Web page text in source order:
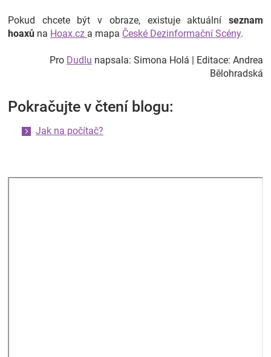
Pokud chcete být v obraze, existuje aktuální seznam
hoaxů na Hoax.cz a mapa České Dezinformační Scény.
Pro Dudlu napsala: Simona Holá | Editace: Andrea
Bělohradská
Pokračujte v čtení blogu:
Jak na počítač?